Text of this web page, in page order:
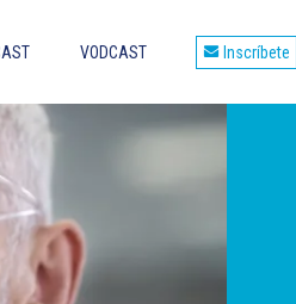
VODCAST Inscríbete
Y TOXICIDAD